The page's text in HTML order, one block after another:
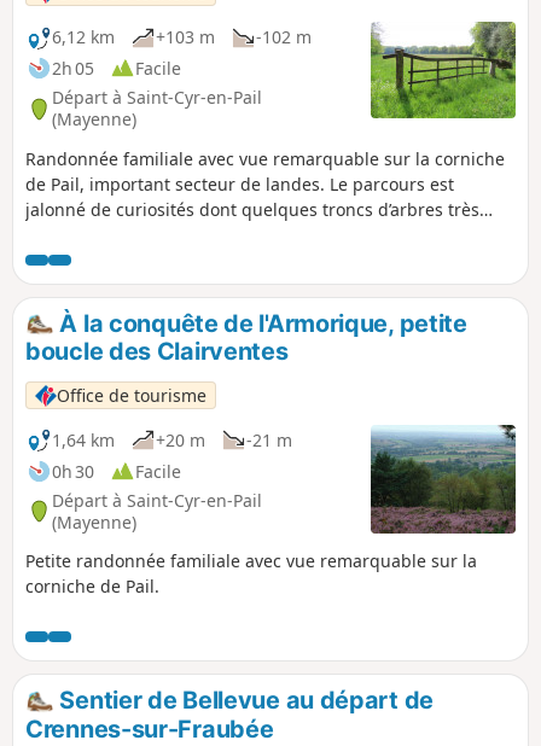
centaine d’espèces végétales rares dont
des carnivores : droséra, rossolis à
feuilles rondes ou grassette du
Portugal.
6,12 km
+103 m
-102 m
2h 05
Facile
Départ à Saint-Cyr-en-Pail
(Mayenne)
Randonnée familiale avec vue remarquable sur la corniche
de Pail, important secteur de landes. Le parcours est
jalonné de curiosités dont quelques troncs d’arbres très
témoignent de savoirs-faire paysan anciens. Ce parcours
est très évocateur de l’histoire, des usages passés et
présents de la lande de Pail.
À la conquête de l'Armorique, petite
boucle des Clairventes
Office de tourisme
1,64 km
+20 m
-21 m
0h 30
Facile
Départ à Saint-Cyr-en-Pail
(Mayenne)
Petite randonnée familiale avec vue remarquable sur la
corniche de Pail.
Sentier de Bellevue au départ de
Crennes-sur-Fraubée